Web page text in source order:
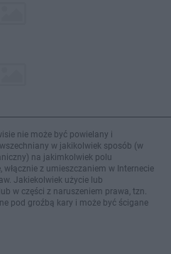
nie może być powielany i
w jakikolwiek sposób (w
na jakimkolwiek polu
z umieszczaniem w Internecie
Jakiekolwiek użycie lub
w części z naruszeniem prawa, tzn.
pod groźbą kary i może być ścigane